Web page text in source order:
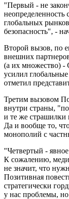
"Первый - не
неопределенность
глобальных
безопасность", -
Второй вызов, по
внешних
(а их множество) -
усилил
отметил
Третим вызовом
внутри страны,
и те же страшилки
Да и вообще то,
монополий с
"Четвертый -
К сожалению,
не значит, что
Позитивная
стратегически
у нас проблемы,